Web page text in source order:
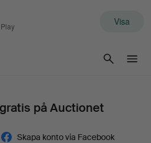
Visa
på Auctionet
Skapa konto via Facebook